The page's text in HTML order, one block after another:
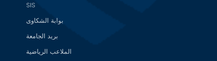
SIS
بوابة الشكاوى
بريد الجامعة
الملاعب الرياضية